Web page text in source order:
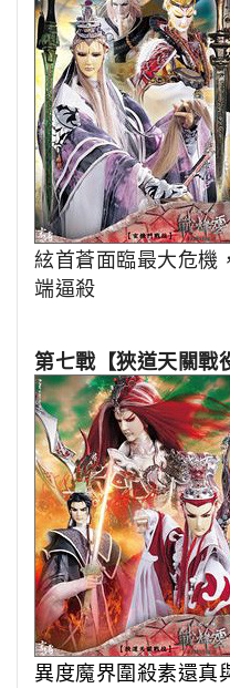
絃首蒼面臨最大危機
端逼殺
第七戰【狹道天關戰
異度魔界圍殺素還真